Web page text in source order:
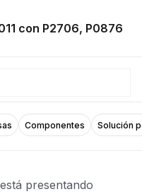
con P2706, P0876
Componentes Solución
presentando